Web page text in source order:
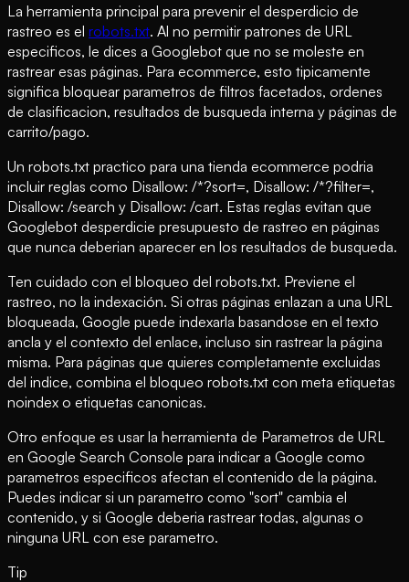
La herramienta principal para prevenir el desperdicio de
rastreo es el robots.txt. Al no permitir patrones de URL
especificos, le dices a Googlebot que no se moleste en
rastrear esas páginas. Para ecommerce, esto tipicamente
significa bloquear parametros de filtros facetados, ordenes
de clasificacion, resultados de busqueda interna y páginas de
carrito/pago.
Un robots.txt practico para una tienda ecommerce podria
incluir reglas como Disallow: /*?sort=, Disallow: /*?filter=,
Disallow: /search y Disallow: /cart. Estas reglas evitan que
Googlebot desperdicie presupuesto de rastreo en páginas
que nunca deberian aparecer en los resultados de busqueda.
Ten cuidado con el bloqueo del robots.txt. Previene el
rastreo, no la indexación. Si otras páginas enlazan a una URL
bloqueada, Google puede indexarla basandose en el texto
ancla y el contexto del enlace, incluso sin rastrear la página
misma. Para páginas que quieres completamente excluidas
del indice, combina el bloqueo robots.txt con meta etiquetas
noindex o etiquetas canonicas.
Otro enfoque es usar la herramienta de Parametros de URL
en Google Search Console para indicar a Google como
parametros especificos afectan el contenido de la página.
Puedes indicar si un parametro como "sort" cambia el
contenido, y si Google deberia rastrear todas, algunas o
ninguna URL con ese parametro.
Tip